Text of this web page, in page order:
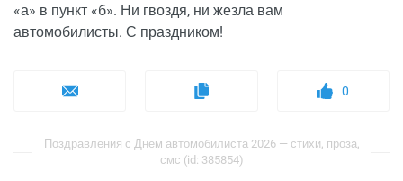
«а» в пункт «б». Ни гвоздя, ни жезла вам
автомобилисты. С праздником!
0
Поздравления с Днем автомобилиста 2026 — стихи, проза,
смс (id: 385854)